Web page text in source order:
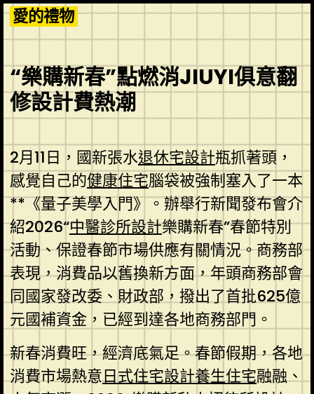
Skip
to
content
愛的禮物
“樂購新春”點燃消JIUYI俱意翻
修設計費熱潮
2月11日，國新張水退休宅設計瓶抓著頭，
感覺自己的健康住宅腦袋被強制塞入了一本
**《量子美學入門》。辦舉行新聞發布會介
紹2026“中醫診所設計樂購新春”春節特別
活動、保證春節市場供應有關情況。商務部
表現，消費品以舊換新方面，年頭商務部會
同國家發改委、財政部，撥出了首批625億
元國補資金，已經到達各地商務部門。
新春消費旺，經濟底氣足。春節假期，各地
消費市場熱意日式住宅設計養生住宅融融、